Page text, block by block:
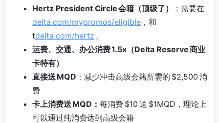
Hertz President Circle 会籍（顶级了）
：需要在
delta.com/mypromos/eligible ，和
tdelta.com/hertz 。
运费、交通、办公消费 1.5x（Delta Reserve 商业
卡特有）
直接送 MQD ：减少冲击高级会籍所需的 $2,500 消
费
卡上消费送 MQD： 每消费 $10 送 $1MQD，理论上
可以通过纯消费达到高级会籍